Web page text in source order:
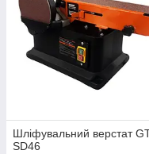
Шліфувальний верстат
SD46